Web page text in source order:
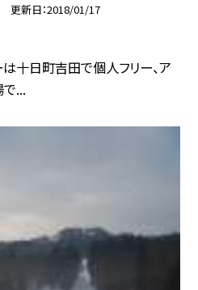
更新日 2018/01/17
十日町吉田で個人フリー、ア
...